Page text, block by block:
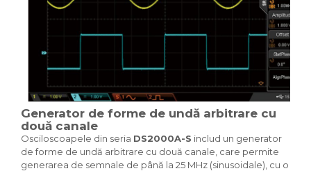
Generator de forme de undă arbitrare cu
două canale
Osciloscoapele din seria DS2000A-S includ un generator
de forme de undă arbitrare cu două canale, care permite
generarea de semnale de până la 25 MHz (sinusoidale), cu o